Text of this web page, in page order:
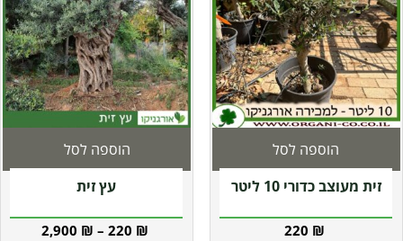
זית מעוצב כדורי 10 ליטר
220 ₪
הוספה לסל
עץ זית
220 ₪
–
2,900 ₪
הוספה לסל